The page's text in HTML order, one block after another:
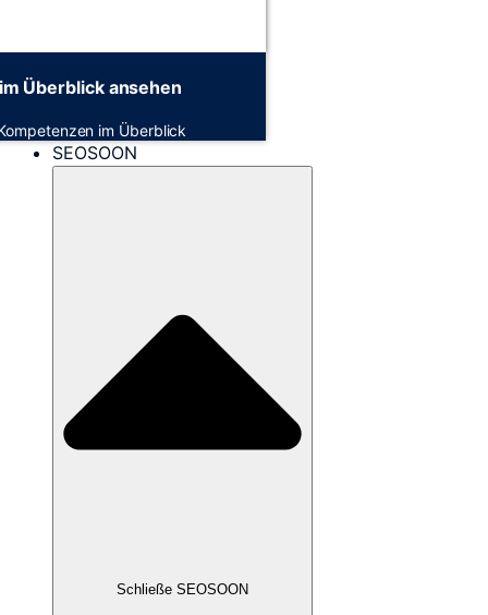
Überblick ansehen
im Überblick
SEOSOON
Schließe SEOSOON